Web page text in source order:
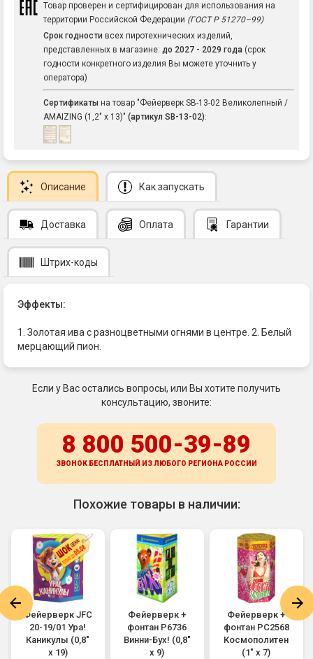
Товар проверен и сертифицирован для использования на
территории Российской Федерации (ГОСТ Р 51270–99)
Срок годности всех пиротехнических изделий,
представленных в магазине: до 2027 - 2029 года (срок
годности конкретного изделия Вы можете уточнить у
оператора)
Сертификаты на товар "Фейерверк SB-13-02 Великолепный /
AMAIZING (1,2" х 13)" (артикул SB-13-02):
Описание Как запускать
Доставка Оплата Гарантии
Штрих-коды
Эффекты:
1. Золотая ива с разноцветными огнями в центре. 2. Белый
мерцающий пион.
Если у Вас остались вопросы, или Вы хотите получить
консультацию, звоните:
8 800 500-39-89
ЗВОНОК БЕСПЛАТНЫЙ ИЗ ЛЮБОГО РЕГИОНА РОССИИ
Похожие товары в наличии:
Фейерверк JFС
20-19/01 Ура!
Каникулы (0,8"
х 19)
Фейерверк +
фонтан Р6736
Винни-Бух! (0,8"
х 9)
Фейерверк +
фонтан РС2568
Космополитен
(1" х 7)